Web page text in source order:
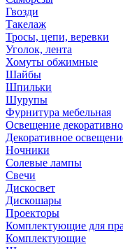
Гвозди
Такелаж
Тросы, цепи, веревки
Уголок, лента
Хомуты обжимные
Шайбы
Шпильки
Шурупы
Фурнитура мебельная
Освещение
Декоративное
Ночники
Солевые лампы
Свечи
Дискосвет
Дискошары
Проекторы
Комплектующие для
Комплектующие